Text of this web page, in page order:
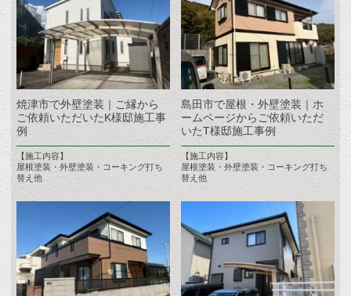
焼津市で外壁塗装｜ご縁から
ご依頼いただいたK様邸施工事
例
【施工内容】
屋根塗装・外壁塗装・コーキング打ち
替え他
島田市で屋根・外壁塗装｜ホ
ームページからご依頼いただ
いたT様邸施工事例
【施工内容】
屋根塗装・外壁塗装・コーキング打ち
替え他